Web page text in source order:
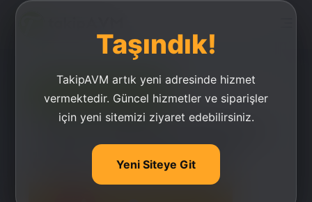
Taşındık!
TakipAVM artık yeni adresinde hizmet
vermektedir. Güncel hizmetler ve siparişler
için yeni sitemizi ziyaret edebilirsiniz.
Yeni Siteye Git
Ucuz Takipçi Satın Al
Tiktok Bakiye Ekleme
Hatası Ve Çözümü